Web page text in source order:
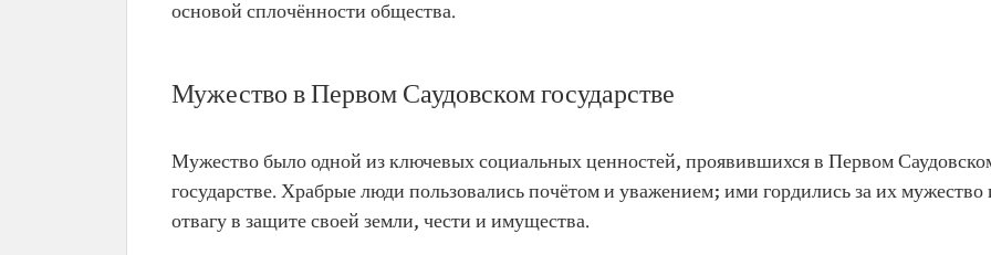
основой сплочённости общества.
Мужество в Первом Саудовском государстве
Мужество было одной из ключевых социальных ценностей, проявившихся в Первом
государстве. Храбрые люди пользовались почётом и уважением; ими гордились за их мужество
отвагу в защите своей земли, чести и имущества.